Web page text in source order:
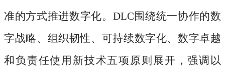
准的方式推进数字化。DLC围绕统一协作的数
字战略、组织韧性、可持续数字化、数字卓越
和负责任使用新技术五项原则展开，强调以